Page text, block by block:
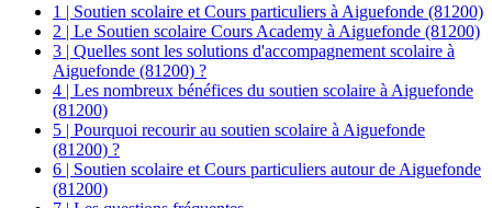
1 | Soutien scolaire et Cours particuliers à Aiguefonde (81200)
2 | Le Soutien scolaire Cours Academy à Aiguefonde (81200)
3 | Quelles sont les solutions d'accompagnement scolaire à
Aiguefonde (81200) ?
4 | Les nombreux bénéfices du soutien scolaire à Aiguefonde
(81200)
5 | Pourquoi recourir au soutien scolaire à Aiguefonde
(81200) ?
6 | Soutien scolaire et Cours particuliers autour de Aiguefonde
(81200)